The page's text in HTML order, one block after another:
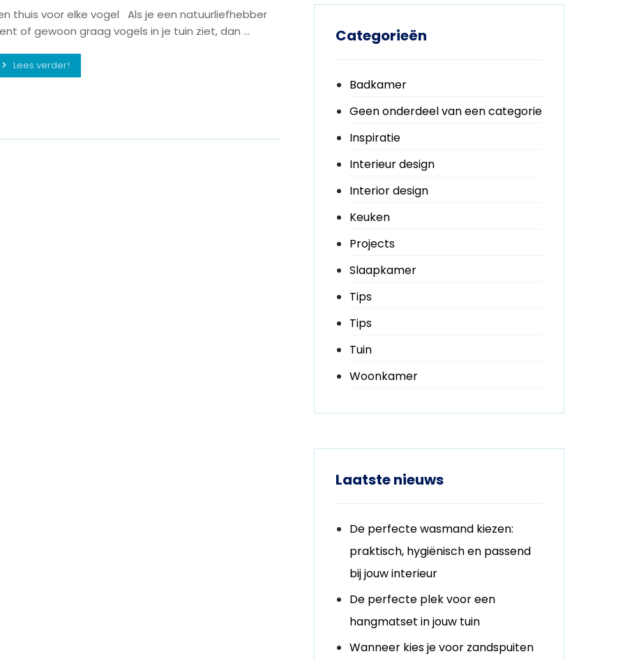
thuis voor elke vogel Als je een natuurliefhebber
of gewoon graag vogels in je tuin ziet, dan ...
Lees verder!
Categorieën
Badkamer
Geen onderdeel van een categorie
Inspiratie
Interieur design
Interior design
Keuken
Projects
Slaapkamer
Tips
Tips
Tuin
Woonkamer
Laatste nieuws
De perfecte wasmand kiezen:
praktisch, hygiënisch en passend
bij jouw interieur
De perfecte plek voor een
hangmatset in jouw tuin
Wanneer kies je voor zandspuiten